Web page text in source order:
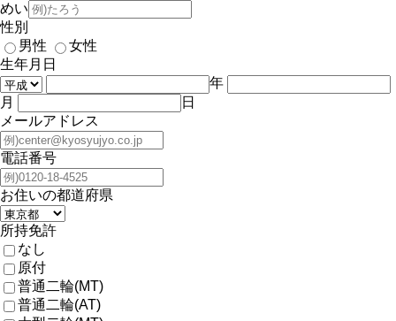
めい
性別
男性
女性
生年月日
年
月
日
メールアドレス
電話番号
お住いの都道府県
所持免許
なし
原付
普通二輪(MT)
普通二輪(AT)